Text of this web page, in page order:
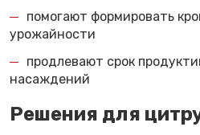
помогают формировать
урожайности
продлевают срок
насаждений
Решения для